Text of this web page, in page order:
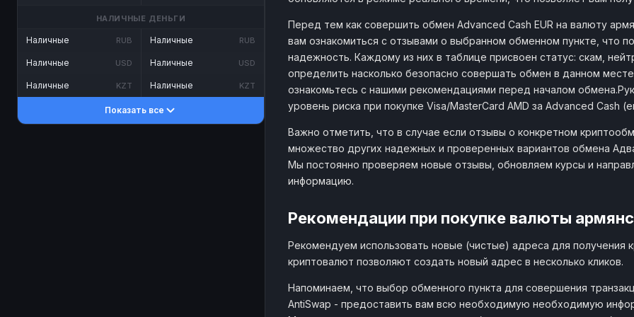
НАЛИЧНЫЕ ДЕНЬГИ
Наличные RUB
Наличные USD
Наличные KZT
Наличные RUB
Наличные USD
Наличные KZT
Показать все
Перед тем как совершить обмен Advanced Cash EUR на валюту
вам ознакомиться с отзывами о выбранном обменном пункте, что
надежность. Каждому из них в таблице присвоен статус: скам,
определить насколько безопасно совершать обмен в данном
ознакомьтесь с нашими рекомендациями перед началом
уровень риска при покупке Visa/MasterCard AMD за Advanced Cash
Важно отметить, что в случае если отзывы о конкретном
множество других надежных и проверенных вариантов обмена
Мы постоянно проверяем новые отзывы, обновляем курсы и
информацию.
Рекомендации при покупке валюты
Рекомендуем использовать новые (чистые) адреса для получения
криптовалют позволяют создать новый адрес в несколько кликов.
Напоминаем, что выбор обменного пункта для совершения
AntiSwap - предоставить вам всю необходимую необходимую